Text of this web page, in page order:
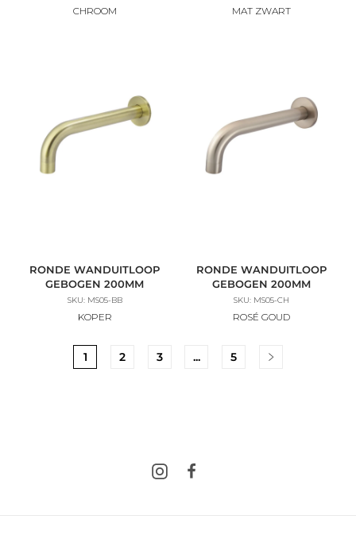
CHROOM MAT ZWART
KOPER
RONDE WANDUITLOOP
GEBOGEN 200MM
SKU: MS05-BB
ROSÉ GOUD
RONDE WANDUITLOOP
GEBOGEN 200MM
SKU: MS05-CH
1 2 3 ... 5
Instagram